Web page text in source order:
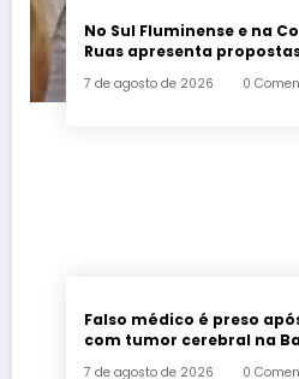
No Sul Fluminense e na
Ruas apresenta
7 de agosto de 2026 0
Falso médico é preso
com tumor cerebral na
7 de agosto de 2026 0